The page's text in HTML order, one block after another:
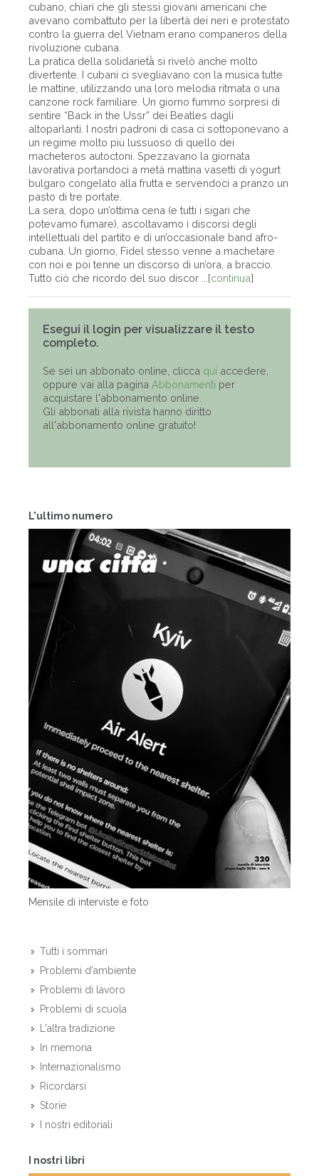
L'ultimo numero
Mensile di interviste e foto
Tutti i sommari
Problemi d'ambiente
Problemi di lavoro
Problemi di scuola
L'altra tradizione
In memoria
Internazionalismo
Ricordarsi
Storie
I nostri editoriali
I nostri libri
cubano, chiarì che gli stessi giovani americani che
avevano combattuto per la libertà dei neri e protestato
contro la guerra del Vietnam erano companeros della
rivoluzione cubana.
La pratica della solidarietà̀ si rivelò anche molto
divertente. I cubani ci svegliavano con la musica tutte
le mattine, utilizzando una loro melodia ritmata o una
canzone rock familiare. Un giorno fummo sorpresi di
sentire “Back in the Ussr” dei Beatles dagli
altoparlanti. I nostri padroni di casa ci sottoponevano a
un regime molto più lussuoso di quello dei
macheteros autoctoni. Spezzavano la giornata
lavorativa portandoci a metà mattina vasetti di yogurt
bulgaro congelato alla frutta e servendoci a pranzo un
pasto di tre portate.
La sera, dopo un’ottima cena (e tutti i sigari che
potevamo fumare), ascoltavamo i discorsi degli
intellettuali del partito e di un’occasionale band afro-
cubana. Un giorno, Fidel stesso venne a machetare
con noi e poi tenne un discorso di un’ora, a braccio.
Tutto ciò che ricordo del suo discor ...[continua]
Esegui il login per visualizzare il testo
completo.
Se sei un abbonato online, clicca qui accedere,
oppure vai alla pagina Abbonamenti per
acquistare l'abbonamento online.
Gli abbonati alla rivista hanno diritto
all'abbonamento online gratuito!